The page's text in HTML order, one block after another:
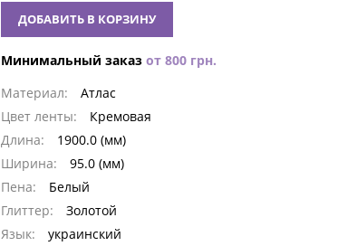
ДОБАВИТЬ В КОРЗИНУ
Минимальный заказ от 800 грн.
Материал:
Атлас
Цвет ленты:
Кремовая
Длина:
1900.0 (мм)
Ширина:
95.0 (мм)
Пена:
Белый
Глиттер:
Золотой
Язык:
украинский